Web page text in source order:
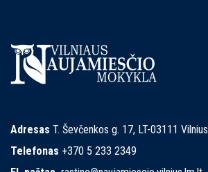
Adresas T. Ševčenkos g. 17, LT-03111 Vilnius
Telefonas +370 5 233 2349